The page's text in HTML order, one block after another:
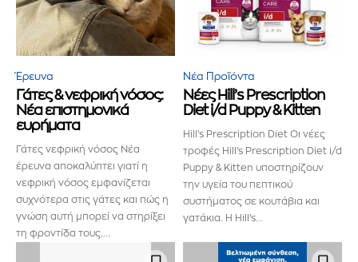
ΕΓΓΡΑΦΉ!
Έρευνα
Γάτες & νεφρική νόσος:
Νέα επιστημονικά
ευρήματα
Γάτες νεφρική νόσος Νέα
έρευνα αποκαλύπτει γιατί η
νεφρική νόσος εμφανίζεται
συχνότερα στις γάτες και πώς η
γνώση αυτή μπορεί να στηρίξει
τη φροντίδα τους....
Νέα Προϊόντα
Νέες Hill’s Prescription
Diet i/d Puppy & Kitten
Hill’s Prescription Diet Οι νέες
τροφές Hill’s Prescription Diet i/d
Puppy & Kitten υποστηρίζουν
την υγεία του πεπτικού
συστήματος σε κουτάβια και
γατάκια. Η Hill’s...